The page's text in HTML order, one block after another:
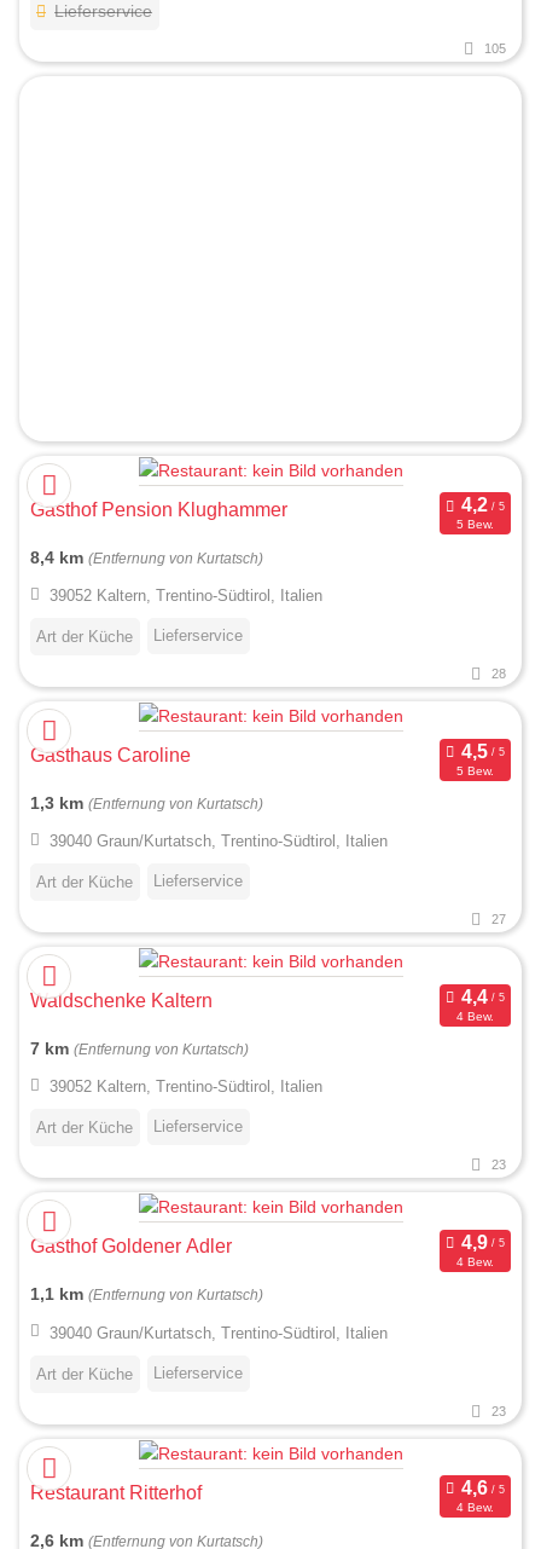
Lieferservice
105
Gasthof Pension Klughammer
5 Bew.
8,4 km (Entfernung von Kurtatsch)
39052 Kaltern, Trentino-Südtirol, Italien
Art der Küche Lieferservice
28
Gasthaus Caroline
5 Bew.
1,3 km (Entfernung von Kurtatsch)
39040 Graun/Kurtatsch, Trentino-Südtirol, Italien
Art der Küche Lieferservice
27
Waldschenke Kaltern
4 Bew.
7 km (Entfernung von Kurtatsch)
39052 Kaltern, Trentino-Südtirol, Italien
Art der Küche Lieferservice
23
Gasthof Goldener Adler
4 Bew.
1,1 km (Entfernung von Kurtatsch)
39040 Graun/Kurtatsch, Trentino-Südtirol, Italien
Art der Küche Lieferservice
23
Restaurant Ritterhof
4 Bew.
2,6 km (Entfernung von Kurtatsch)